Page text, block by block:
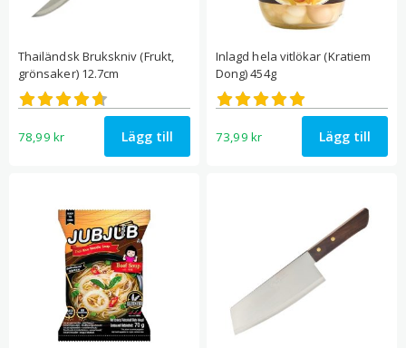
Thailändsk Brukskniv (Frukt,
grönsaker) 12.7cm
Betygsatt
4.67
av 5
78,99 kr Lägg till
Inlagd hela vitlökar (Kratiem
Dong) 454g
Betygsatt
5.00
av 5
73,99 kr Lägg till